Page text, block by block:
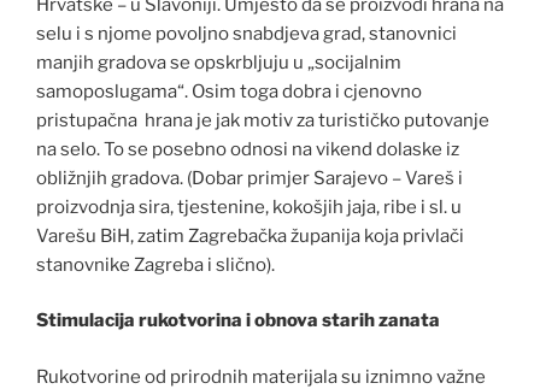
selu i s njome povoljno snabdjeva grad, stanovnici
manjih gradova se opskrbljuju u „socijalnim
samoposlugama“. Osim toga dobra i cjenovno
pristupačna hrana je jak motiv za turističko putovanje
na selo. To se posebno odnosi na vikend dolaske iz
obližnjih gradova. (Dobar primjer Sarajevo – Vareš i
proizvodnja sira, tjestenine, kokošjih jaja, ribe i sl. u
Varešu BiH, zatim Zagrebačka županija koja privlači
stanovnike Zagreba i slično).
Stimulacija rukotvorina i obnova starih zanata
Rukotvorine od prirodnih materijala su iznimno važne